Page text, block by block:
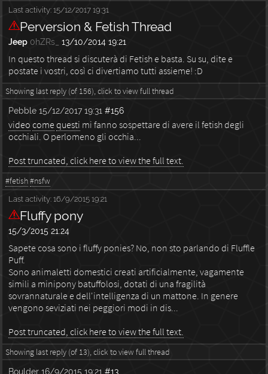
Last activity:15/12/2017 19:31
Perversion & Fetish Thread
Jeep 0hZRs_ 13/10/2014 19:21
In questo thread si discuterà di Fetish e basta. Su su, dite e
postate i vostri, così ci divertiamo tutti assieme! :D
Showing last reply (of 156), click to view full thread
Pebble 15/12/2017 19:31 #156
video comequesti mi fanno sospettare di avere il fetish degli
occhiali. O perlomeno gli occhia...
Post truncated, click here to view the full text.
#fetish#nsfw
Last activity:16/9/2015 19:21
Fluffy pony
15/3/2015 21:24
Sapete cosa sono i fluffy ponies? No, non sto parlando di Fluffle
Puff.
Sono animaletti domestici creati artificialmente, vagamente
simili a minipony batuffolosi, dotati di una fragilità
sovrannaturale e dell'intelligenza di un mattone. In genere
vengono seviziati nei peggiori modi in dis...
Post truncated, click here to view the full text.
Showing last reply (of 13), click to view full thread
Boulder 16/9/2015 19:21 #13